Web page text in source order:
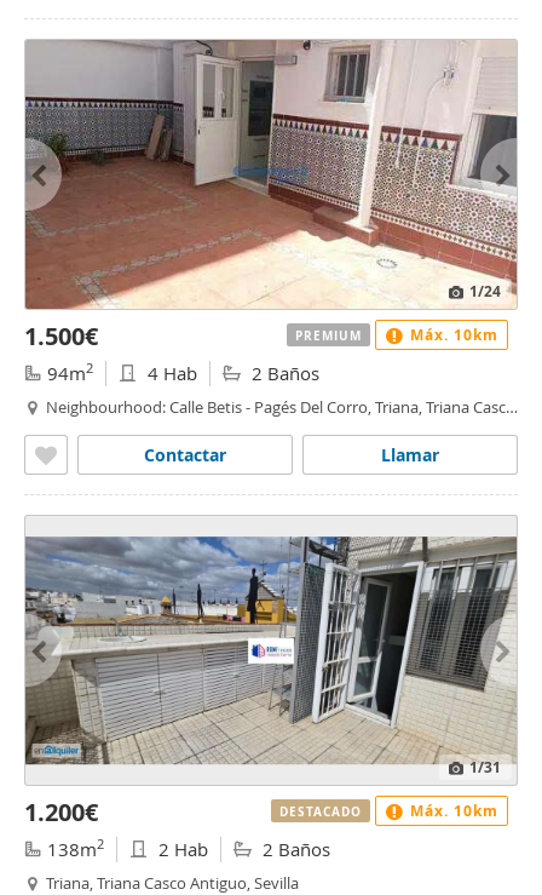
1/24
1.500€
94m2 4 Hab 2 Baños
Neighbourhood: Calle Betis - Pagés Del Corro, Triana, Triana Casco
Llamar
Contactar
PREMIUM Máx. 10km
1/31
1.200€
138m2 2 Hab 2 Baños
Triana, Triana Casco Antiguo, Sevilla
DESTACADO Máx. 10km